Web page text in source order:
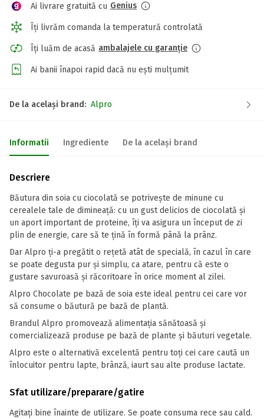
Ai livrare gratuită cu Genius
Îți livrăm comanda la temperatură controlată
Îți luăm de acasă ambalajele cu garanție
Ai banii înapoi rapid dacă nu ești mulțumit
De la același brand: Alpro
Informatii Ingrediente De la același brand
Descriere
Băutura din soia cu ciocolată se potrivește de minune cu
cerealele tale de dimineață: cu un gust delicios de ciocolată și
un aport important de proteine, îți va asigura un început de zi
plin de energie, care să te țină în formă până la prânz.
Dar Alpro ți-a pregătit o rețetă atât de specială, în cazul în care
se poate degusta pur și simplu, ca atare, pentru că este o
gustare savuroasă și răcoritoare în orice moment al zilei.
Alpro Chocolate pe bază de soia este ideal pentru cei care vor
să consume o băutură pe bază de plantă.
Brandul Alpro promovează alimentația sănătoasă și
comercializează produse pe bază de plante și băuturi vegetale.
Alpro este o alternativă excelentă pentru toți cei care caută un
înlocuitor pentru lapte, brânză, iaurt sau alte produse lactate.
Sfat utilizare/preparare/gatire
Agitați bine înainte de utilizare. Se poate consuma rece sau cald.